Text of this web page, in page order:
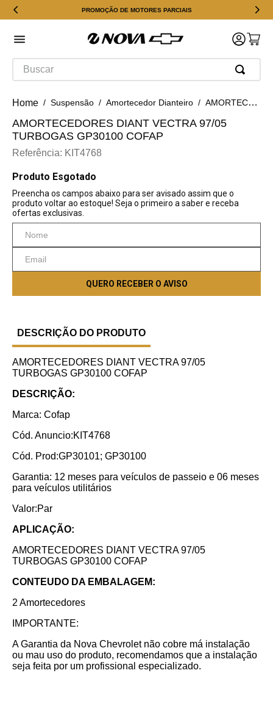
PROMOÇÃO DE MOTORES PARCIAIS
Buscar
Suspensão Amortecedor Dianteiro AMORTECEDORES DIANT VECTRA 97/05 TURBOGAS GP30100 COFAP
AMORTECEDORES DIANT VECTRA 97/05
TURBOGAS GP30100 COFAP
Referência: KIT4768
DESCRIÇÃO DO PRODUTO
AMORTECEDORES DIANT VECTRA 97/05
TURBOGAS GP30100 COFAP
DESCRIÇÃO:
Marca: Cofap
Cód. Anuncio:KIT4768
Cód. Prod:GP30101; GP30100
Garantia: 12 meses para veículos de passeio e 06 meses
para veículos utilitários
Valor:Par
APLICAÇÃO:
AMORTECEDORES DIANT VECTRA 97/05
TURBOGAS GP30100 COFAP
CONTEUDO DA EMBALAGEM:
2 Amortecedores
IMPORTANTE:
A Garantia da Nova Chevrolet não cobre má instalação
ou mau uso do produto, recomendamos que a instalação
seja feita por um profissional especializado.